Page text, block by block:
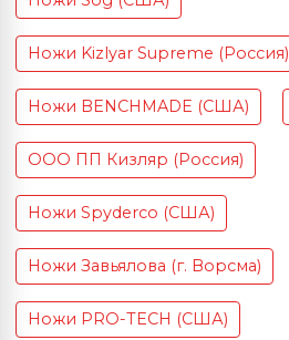
Ножи Kizlyar Supreme (Россия)
Ножи BENCHMADE (США)
ООО ПП Кизляр (Россия)
Ножи Spyderco (США)
Ножи Завьялова (г. Ворсма)
Ножи PRO-TECH (США)